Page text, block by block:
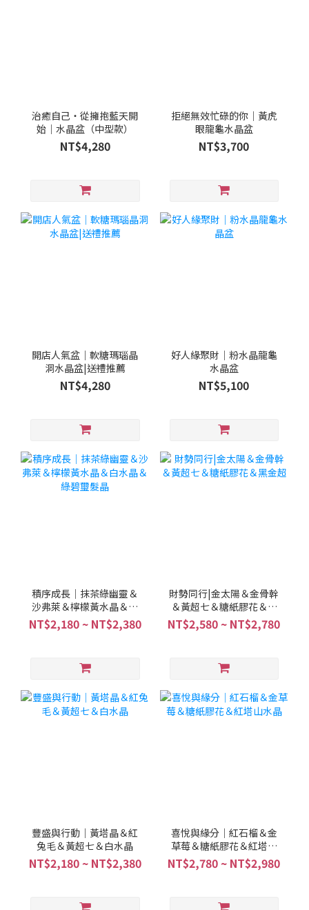
治癒自己・從擁抱藍天開
始｜水晶盆（中型款）
NT$4,280
拒絕無效忙碌的你｜黃虎
眼龍龜水晶盆
NT$3,700
開店人氣盆｜軟糖瑪瑙晶
洞水晶盆|送禮推薦
NT$4,280
好人緣聚財｜粉水晶龍龜
水晶盆
NT$5,100
積序成長｜抹茶綠幽靈＆
沙弗萊＆檸檬黃水晶＆白
水晶＆綠碧璽髮晶
NT$2,180 ~ NT$2,380
財勢同行|金太陽＆金骨幹
＆黃超七＆糖紙膠花＆黑
金超
NT$2,580 ~ NT$2,780
豐盛與行動｜黃塔晶＆紅
兔毛＆黃超七＆白水晶
NT$2,180 ~ NT$2,380
喜悅與緣分｜紅石榴＆金
草莓＆糖紙膠花＆紅塔山
水晶
NT$2,780 ~ NT$2,980